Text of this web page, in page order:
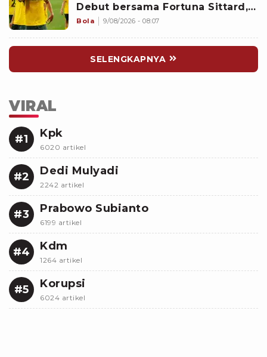
Debut bersama Fortuna Sittard,
Justin Hubner Main Penuh
Bola 9/08/2026 - 08:07
SELENGKAPNYA
VIRAL
#1 Kpk
6020 artikel
#2 Dedi Mulyadi
2242 artikel
#3 Prabowo Subianto
6199 artikel
#4 Kdm
1264 artikel
#5 Korupsi
6024 artikel